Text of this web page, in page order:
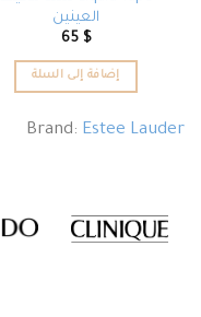
العينين
65 $
إضافة إلى السلة
Brand: Estee Lauder